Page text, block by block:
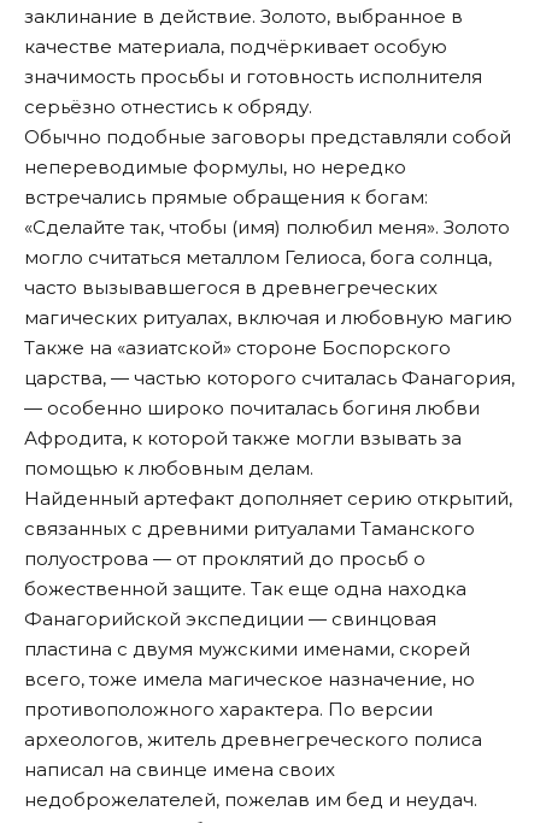
заклинание в действие. Золото, выбранное в
качестве материала, подчёркивает особую
значимость просьбы и готовность исполнителя
серьёзно отнестись к обряду.
Обычно подобные заговоры представляли собой
непереводимые формулы, но нередко
встречались прямые обращения к богам:
«Сделайте так, чтобы (имя) полюбил меня». Золото
могло считаться металлом Гелиоса, бога солнца,
часто вызывавшегося в древнегреческих
магических ритуалах, включая и любовную магию
Также на «азиатской» стороне Боспорского
царства, — частью которого считалась Фанагория,
— особенно широко почиталась богиня любви
Афродита, к которой также могли взывать за
помощью к любовным делам.
Найденный артефакт дополняет серию открытий,
связанных с древними ритуалами Таманского
полуострова — от проклятий до просьб о
божественной защите. Так еще одна находка
Фанагорийской экспедиции — свинцовая
пластина с двумя мужскими именами, скорей
всего, тоже имела магическое назначение, но
противоположного характера. По версии
археологов, житель древнегреческого полиса
написал на свинце имена своих
недоброжелателей, пожелав им бед и неудач.